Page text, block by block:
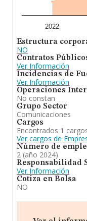
ventas en 2024.
1559 empresas,
millones de euros.
constitución es de
de 5.
A modo de
Limitadase
cuenta de terceros
electrónica. siendo
actividades
el 62.01. En cuanto
sectores, la
2023. En cuanto a
empresa ha
2022
Estructura
NO
Contratos
Ver Información
Incidencias de
Ver Información
Operaciones
No constan
Grupo Sector
Comunicaciones
Cargos
Encontrados 1
Ver cargos de
Número de
2 (año 2024)
Responsabilidad
Ver Información
Cotiza en Bolsa
NO